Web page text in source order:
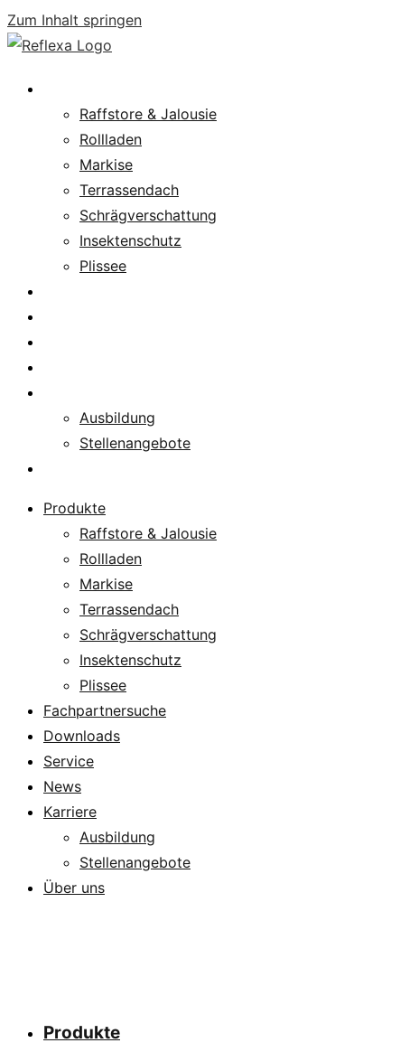
Zum Inhalt springen
Raffstore & Jalousie
Rollladen
Markise
Terrassendach
Schrägverschattung
Insektenschutz
Plissee
Ausbildung
Stellenangebote
Produkte
Raffstore & Jalousie
Rollladen
Markise
Terrassendach
Schrägverschattung
Insektenschutz
Plissee
Fachpartnersuche
Downloads
Service
News
Karriere
Ausbildung
Stellenangebote
Über uns
Produkte